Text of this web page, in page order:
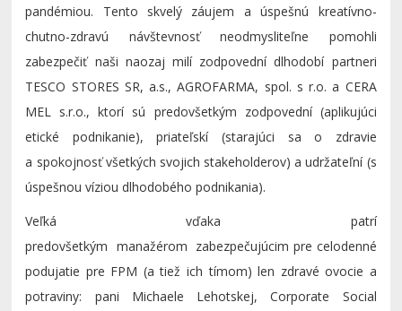
pandémiou. Tento skvelý záujem a úspešnú kreatívno-
chutno-zdravú návštevnosť neodmysliteľne pomohli
zabezpečiť naši naozaj milí zodpovední dlhodobí partneri
TESCO STORES SR, a.s., AGROFARMA, spol. s r.o. a CERA
MEL s.r.o., ktorí sú predovšetkým zodpovední (aplikujúci
etické podnikanie), priateľskí (starajúci sa o zdravie
a spokojnosť všetkých svojich stakeholderov) a udržateľní (s
úspešnou víziou dlhodobého podnikania).
Veľká vďaka patrí
predovšetkým manažérom zabezpečujúcim pre celodenné
podujatie pre FPM (a tiež ich tímom) len zdravé ovocie a
potraviny: pani Michaele Lehotskej, Corporate Social